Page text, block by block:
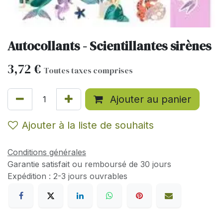
Autocollants - Scientillantes sirènes
3,72 € Toutes taxes comprises
Ajouter au panier
Ajouter à la liste de souhaits
Conditions générales
Garantie satisfait ou remboursé de 30 jours
Expédition : 2-3 jours ouvrables